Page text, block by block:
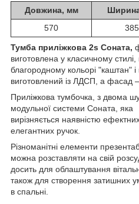
Довжина, мм
570
385
Тумба приліжкова 2s Соната,
виготовлена у класичному
благородному кольорі "каштан"
виготовлений із ЛДСП, а фасад
Приліжкова тумбочка, з двома
модульної системи Соната, яка
вирізняється наявністю
елегантних ручок.
Різноманітні елементи
можна розставляти на свій
досить для облаштування
також для створення затишних
в спальні.